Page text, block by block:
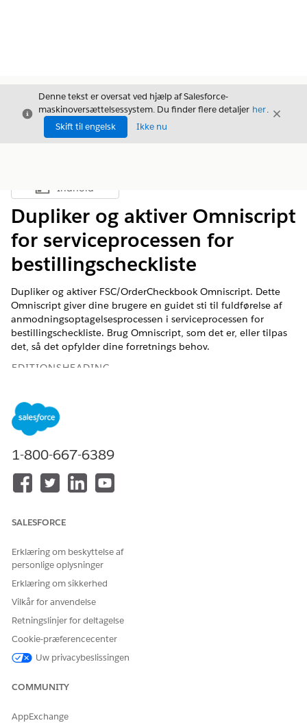
Luk
Denne tekst er oversat ved hjælp af Salesforce-
maskinoversættelsessystem. Du finder flere detaljer her.
Skift til engelsk
Ikke nu
Luk
Vis indholdsfortegnelse
Indhold
Dupliker og aktiver Omniscript
for serviceprocessen for
bestillingscheckliste
Dupliker og aktiver FSC/OrderCheckbook Omniscript. Dette
Omniscript giver dine brugere en guidet sti til fuldførelse af
anmodningsoptagelsesprocessen i serviceprocessen for
bestillingscheckliste. Brug Omniscript, som det er, eller tilpas
det, så det opfylder dine forretnings behov.
EDITIONSHEADING
Hvis du vil aktivere
Omniscript for
bestillingscheckliste:
Find og vælg Omnistudio
I Omnistudio-appen skal du fra navigationslinjen vælge
Det kan tage lidt tid, før Omniscripts-appen vises.
aktivere det.
VælgFSC/OrderCheckbook
Klik på
Ny version
Klik på
Giv os besked, så vi kan forbedre os!
1-800-667-6389
SALESFORCE
Erklæring om beskyttelse af
personlige oplysninger
Erklæring om sikkerhed
Vilkår for anvendelse
Retningslinjer for deltagelse
Cookie-præferencecenter
Uw privacybeslissingen
COMMUNITY
AppExchange